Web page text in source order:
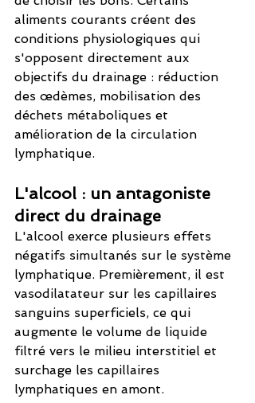
aliments courants créent des
conditions physiologiques qui
s'opposent directement aux
objectifs du drainage : réduction
des œdèmes, mobilisation des
déchets métaboliques et
amélioration de la circulation
lymphatique.
L'alcool : un antagoniste
direct du drainage
L'alcool exerce plusieurs effets
négatifs simultanés sur le système
lymphatique. Premièrement, il est
vasodilatateur sur les capillaires
sanguins superficiels, ce qui
augmente le volume de liquide
filtré vers le milieu interstitiel et
surchage les capillaires
lymphatiques en amont.